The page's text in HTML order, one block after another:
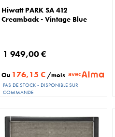
Hiwatt PARK SA 412
Creamback - Vintage Blue
1 949,00 €
Ou 176,15 € /mois avec
PAS DE STOCK - DISPONIBLE SUR
COMMANDE